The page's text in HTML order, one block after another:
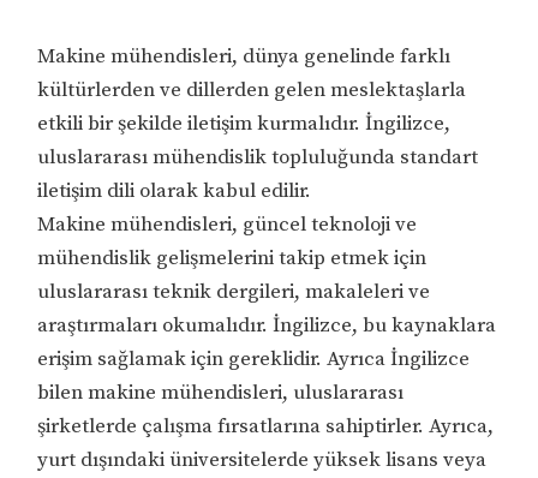
Makine mühendisleri, dünya genelinde farklı
kültürlerden ve dillerden gelen meslektaşlarla
etkili bir şekilde iletişim kurmalıdır. İngilizce,
uluslararası mühendislik topluluğunda standart
iletişim dili olarak kabul edilir.
Makine mühendisleri, güncel teknoloji ve
mühendislik gelişmelerini takip etmek için
uluslararası teknik dergileri, makaleleri ve
araştırmaları okumalıdır. İngilizce, bu kaynaklara
erişim sağlamak için gereklidir. Ayrıca İngilizce
bilen makine mühendisleri, uluslararası
şirketlerde çalışma fırsatlarına sahiptirler. Ayrıca,
yurt dışındaki üniversitelerde yüksek lisans veya